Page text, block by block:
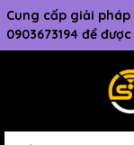
Cung cấp giải
0903673194 để